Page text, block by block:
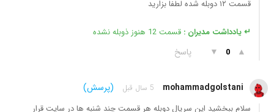
قسمت ۱۲ دوبله شده لطفا بزارید
↵ یادداشت مدیران : قسمت 12 هنوز ذوبله نشده
▲
0
▼ پاسخ
mohammadgolstani 5 سال قبل (پرسش)
سلام ببخشید این سریال دوبله هر قسمت چند شنبه ها در سایت قرار